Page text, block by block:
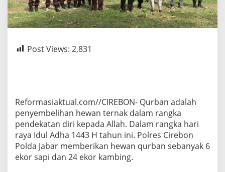
Post Views: 2,831
Reformasiaktual.com//CIREBON- Qurban adalah
penyembelihan hewan ternak dalam rangka
pendekatan diri kepada Allah. Dalam rangka hari
raya Idul Adha 1443 H tahun ini. Polres Cirebon
Polda Jabar memberikan hewan qurban sebanyak 6
ekor sapi dan 24 ekor kambing.